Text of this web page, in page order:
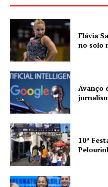
Flávia
no solo
Avanço
10ª